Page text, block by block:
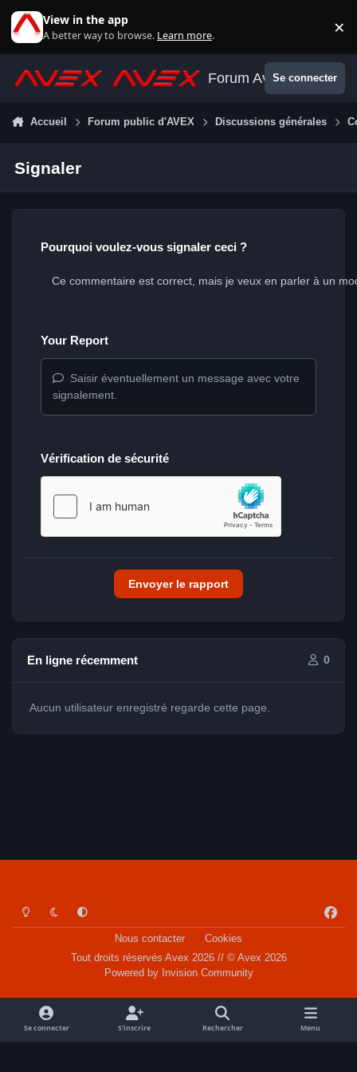
View in the app
A better way to browse. Learn more. ×
Forum AvexSe connecter
Accueil Forum public d'AVEX Discussions générales
Signaler
Pourquoi voulez-vous signaler ceci ?
Your Report
Saisir éventuellement un message avec votre
signalement.
Vérification de sécurité
Envoyer le rapport
En ligne récemment 0
Aucun utilisateur enregistré regarde cette page.
Light ModeDark ModeSystem Preference
a
o
k
Nous contacter
Cookies
Tout droits réservés Avex 2026 // © Avex 2026
Powered by Invision Community
Se connecter S’inscrire Rechercher Menu